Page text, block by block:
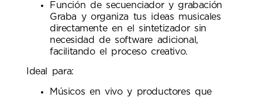
Función de secuenciador y grabación
Graba y organiza tus ideas musicales
directamente en el sintetizador sin
necesidad de software adicional,
facilitando el proceso creativo.
Ideal para:
Músicos en vivo y productores que